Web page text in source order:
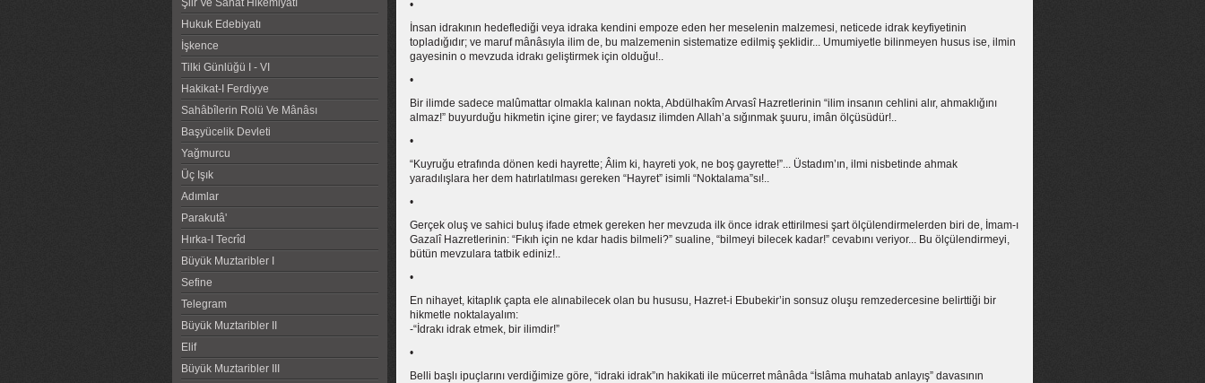
Şiir Ve Sanat Hikemiyâtı
Hukuk Edebiyatı
İşkence
Tilki Günlüğü I - VI
Hakikat-I Ferdiyye
Sahâbîlerin Rolü Ve Mânâsı
Başyücelik Devleti
Yağmurcu
Üç Işık
Adımlar
Parakutâ'
Hırka-I Tecrîd
Büyük Muztaribler I
Sefine
Telegram
Büyük Muztaribler II
Elif
Büyük Muztaribler III
•
İnsan idrakının hedeflediği veya idraka kendini empoze eden her meselenin malzemesi, neticede idrak keyfiyetinin
topladığıdır; ve maruf mânâsıyla ilim de, bu malzemenin sistematize edilmiş şeklidir... Umumiyetle bilinmeyen husus ise, ilmin
gayesinin o mevzuda idrakı geliştirmek için olduğu!..
•
Bir ilimde sadece malûmattar olmakla kalınan nokta, Abdülhakîm Arvasî Hazretlerinin “ilim insanın cehlini alır, ahmaklığını
almaz!” buyurduğu hikmetin içine girer; ve faydasız ilimden Allah’a sığınmak şuuru, imân ölçüsüdür!..
•
“Kuyruğu etrafında dönen kedi hayrette; Âlim ki, hayreti yok, ne boş gayrette!”... Üstadım’ın, ilmi nisbetinde ahmak
yaradılışlara her dem hatırlatılması gereken “Hayret” isimli “Noktalama”sı!..
•
Gerçek oluş ve sahici buluş ifade etmek gereken her mevzuda ilk önce idrak ettirilmesi şart ölçülendirmelerden biri de, İmam-ı
Gazalî Hazretlerinin: “Fıkıh için ne kdar hadis bilmeli?” sualine, “bilmeyi bilecek kadar!” cevabını veriyor... Bu ölçülendirmeyi,
bütün mevzulara tatbik ediniz!..
•
En nihayet, kitaplık çapta ele alınabilecek olan bu hususu, Hazret-i Ebubekir’in sonsuz oluşu remzedercesine belirttiği bir
hikmetle noktalayalım:
-“İdrakı idrak etmek, bir ilimdir!”
•
Belli başlı ipuçlarını verdiğimize göre, “idraki idrak”ın hakikati ile mücerret mânâda “İslâma muhatab anlayış” davasının